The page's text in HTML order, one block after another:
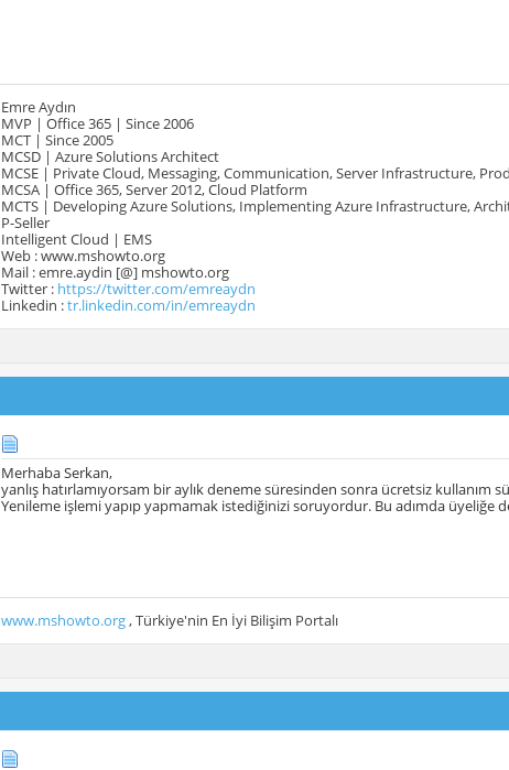
Emre Aydın
MVP | Office 365 | Since 2006
MCT | Since 2005
MCSD | Azure Solutions Architect
MCSE | Private Cloud, Messaging, Communication, Server Infrastructure,
MCSA | Office 365, Server 2012, Cloud Platform
MCTS | Developing Azure Solutions, Implementing Azure Infrastructure,
P-Seller
Intelligent Cloud | EMS
Web : www.mshowto.org
Mail : emre.aydin [@] mshowto.org
Twitter : https://twitter.com/emreaydn
Linkedin :tr.linkedin.com/in/emreaydn
Merhaba Serkan,
yanlış hatırlamıyorsam bir aylık deneme süresinden sonra ücretsiz kullanım
Yenileme işlemi yapıp yapmamak istediğinizi soruyordur. Bu adımda
www.mshowto.org, Türkiye'nin En İyi Bilişim Portalı